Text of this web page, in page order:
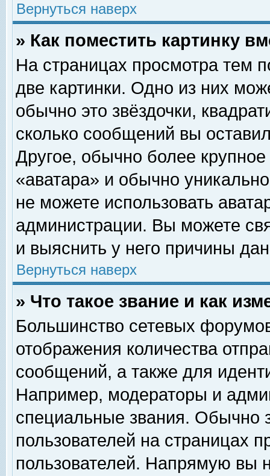
Вернуться наверх
» Как поместить картинку
На страницах просмотра тем
две картинки. Одно из них
обычно это звёздочки,
сколько сообщений вы
Другое, обычно более
«аватара» и обычно
не можете использовать
администрации. Вы можете
и выяснить у него причины
Вернуться наверх
» Что такое звание и как
Большинство сетевых
отображения количества
сообщений, а также для
Например, модераторы и
специальные звания. Обычно
пользователей на страницах
пользователей. Напрямую вы